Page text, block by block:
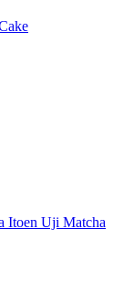
Itoen Uji Matcha